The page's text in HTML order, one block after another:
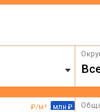
₽/м² млн ₽